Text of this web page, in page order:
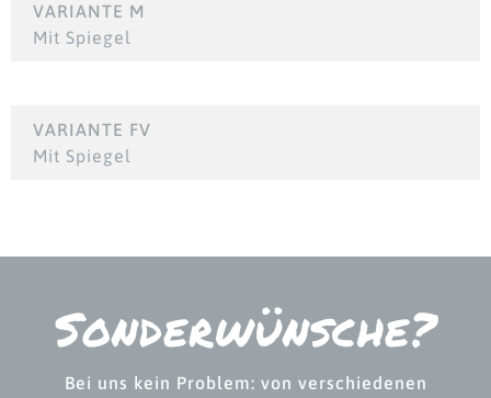
VARIANTE M
Mit Spiegel
VARIANTE FV
Mit Spiegel
Sonderwünsche?
Bei uns kein Problem: von verschiedenen